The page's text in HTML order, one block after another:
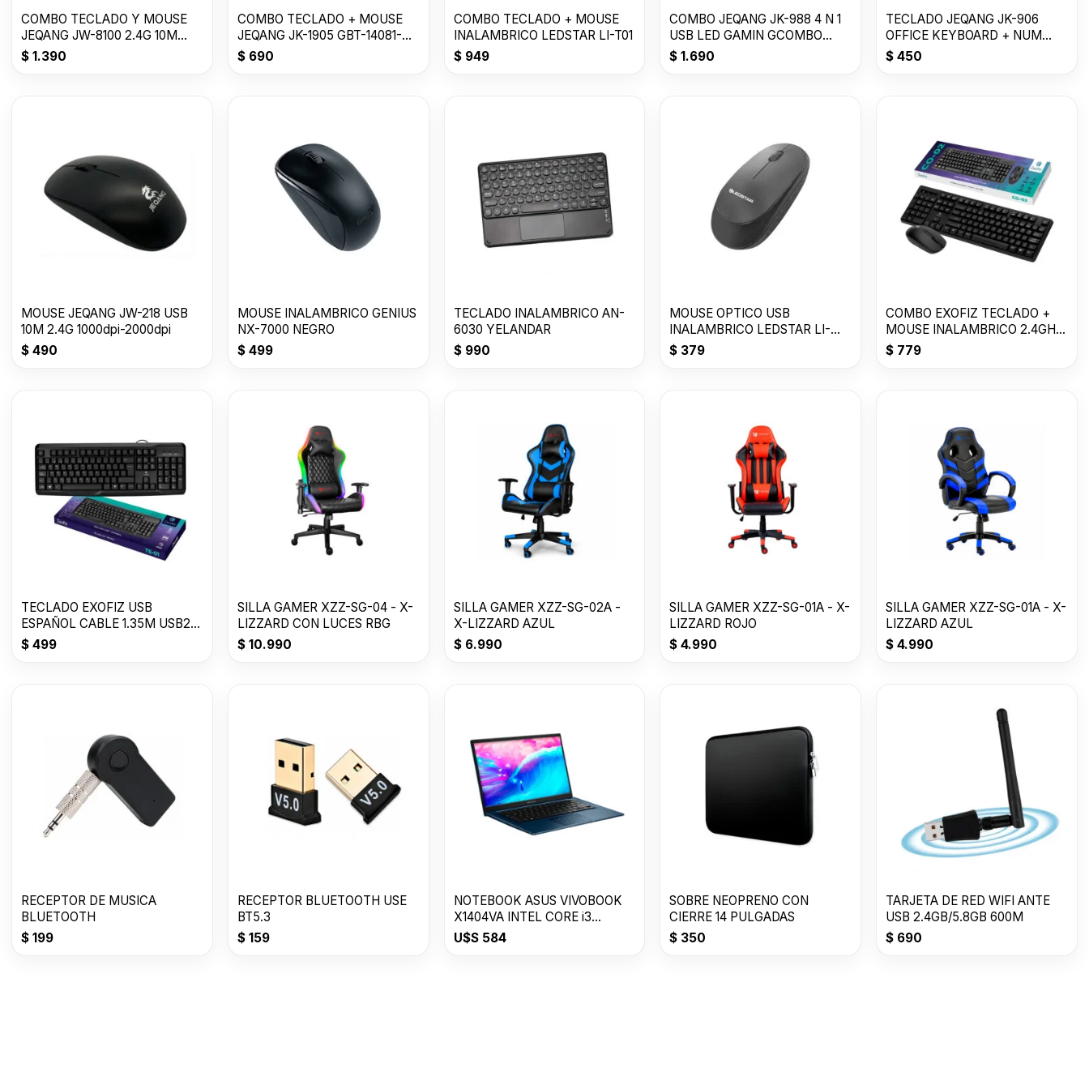
COMBO TECLADO Y MOUSE
JEQANG JW-8100 2.4G 10M
USB GTB-14081-
$ 1.390
COMBO TECLADO + MOUSE
JEQANG JK-1905 GBT-14081-
2010
$690
COMBO TECLADO + MOUSE
INALAMBRICO LEDSTAR LI-T01
$949
COMBO JEQANG JK-988 4 N 1
USB LED GAMIN GCOMBO
GB/T 26245-20
$ 1.690
TECLADO JEQANG JK-906
OFFICE KEYBOARD + NUM
USB
$ 450
MOUSE JEQANG JW-218 USB
10M 2.4G 1000dpi-2000dpi
$ 490
MOUSE INALAMBRICO GENIUS
NX-7000 NEGRO
$499
TECLADO INALAMBRICO AN-
6030 YELANDAR
$990
MOUSE OPTICO USB
INALAMBRICO LEDSTAR LI-
M02
$ 379
COMBO EXOFIZ TECLADO +
MOUSE INALAMBRICO 2.4GHz.
CO-02
$ 779
TECLADO EXOFIZ USB
ESPAÑOL CABLE 1.35M USB2.0
TE-01
$ 499
SILLA GAMER XZZ-SG-04 - X-
LIZZARD CON LUCES RBG
$10.990
SILLA GAMER XZZ-SG-02A -
X-LIZZARD AZUL
$6.990
SILLA GAMER XZZ-SG-01A - X-
LIZZARD ROJO
$ 4.990
SILLA GAMER XZZ-SG-01A - X-
LIZZARD AZUL
$ 4.990
RECEPTOR DE MUSICA
BLUETOOTH
$ 199
RECEPTOR BLUETOOTH USE
BT5.3
$159
NOTEBOOK ASUS VIVOBOOK
X1404VA INTEL CORE i3
8GB/128GB SSD
U$S584
SOBRE NEOPRENO CON
CIERRE 14 PULGADAS
$ 350
TARJETA DE RED WIFI ANTE
USB 2.4GB/5.8GB 600M
$ 690